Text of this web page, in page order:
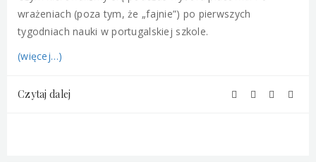
wrażeniach (poza tym, że „fajnie”) po pierwszych
tygodniach nauki w portugalskiej szkole.
(więcej…)
Czytaj dalej